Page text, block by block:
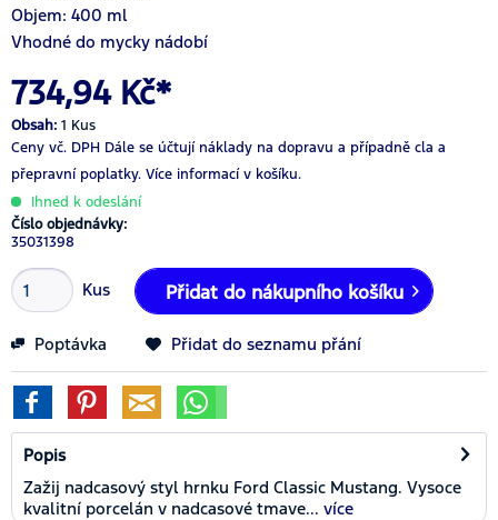
Objem: 400 ml
Vhodné do mycky nádobí
734,94 Kč*
Obsah: 1 Kus
Ceny vč. DPH Dále se účtují náklady na dopravu a případně cla a
přepravní poplatky. Více informací v košíku.
Ihned k odeslání
Číslo objednávky:
35031398
Kus Přidat do nákupního košíku
Poptávka Přidat do seznamu přání
Popis
Zažij nadcasový styl hrnku Ford Classic Mustang. Vysoce
kvalitní porcelán v nadcasové tmave... více